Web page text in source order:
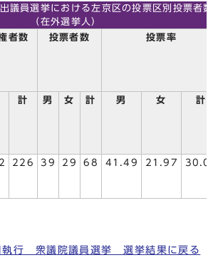
議員選挙における左京区の投票区別投票者数
（在外選挙人）
者数 投票者数 投票率
計 男 女 計 男 女 計
226 39 29 68 41.49 21.97 30.09
行 衆議院議員選挙 選挙結果に戻る